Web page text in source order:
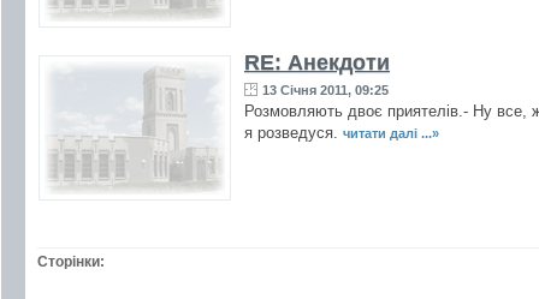
RE: Анекдоти
13 Січня 2011, 09:25
Розмовляють двоє приятелів.- Ну
я розведуся. читати далі ...»
Сторінки: